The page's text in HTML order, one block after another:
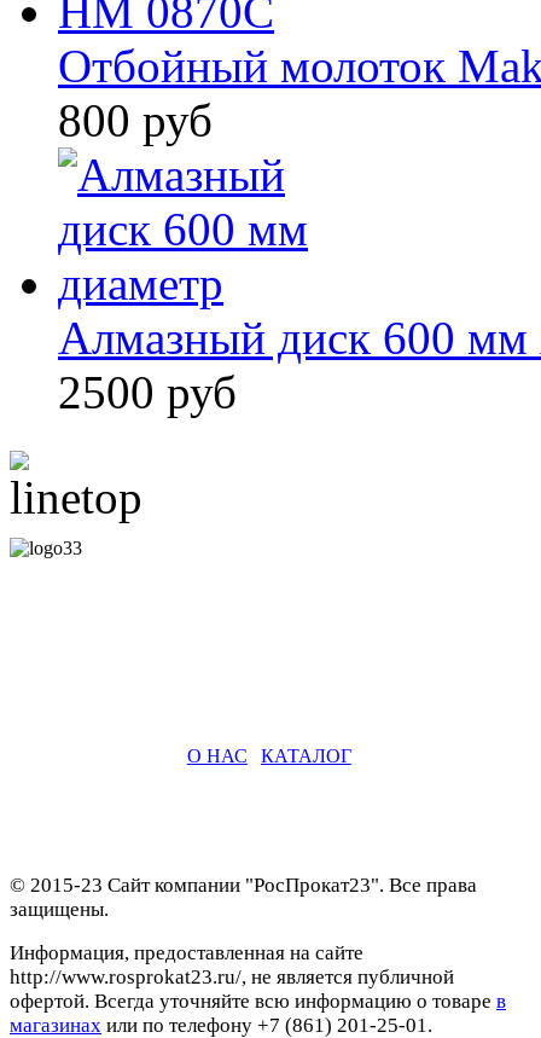
Отбойный молоток
800 руб
Алмазный диск 600 мм
2500 руб
О НАС КАТАЛОГ
© 2015-23 Сайт компании "РосПрокат23". Все права
защищены.
Информация, предоставленная на сайте
http://www.rosprokat23.ru/, не является публичной
офертой. Всегда уточняйте всю информацию о товаре в
магазинах или по телефону +7 (861) 201-25-01.